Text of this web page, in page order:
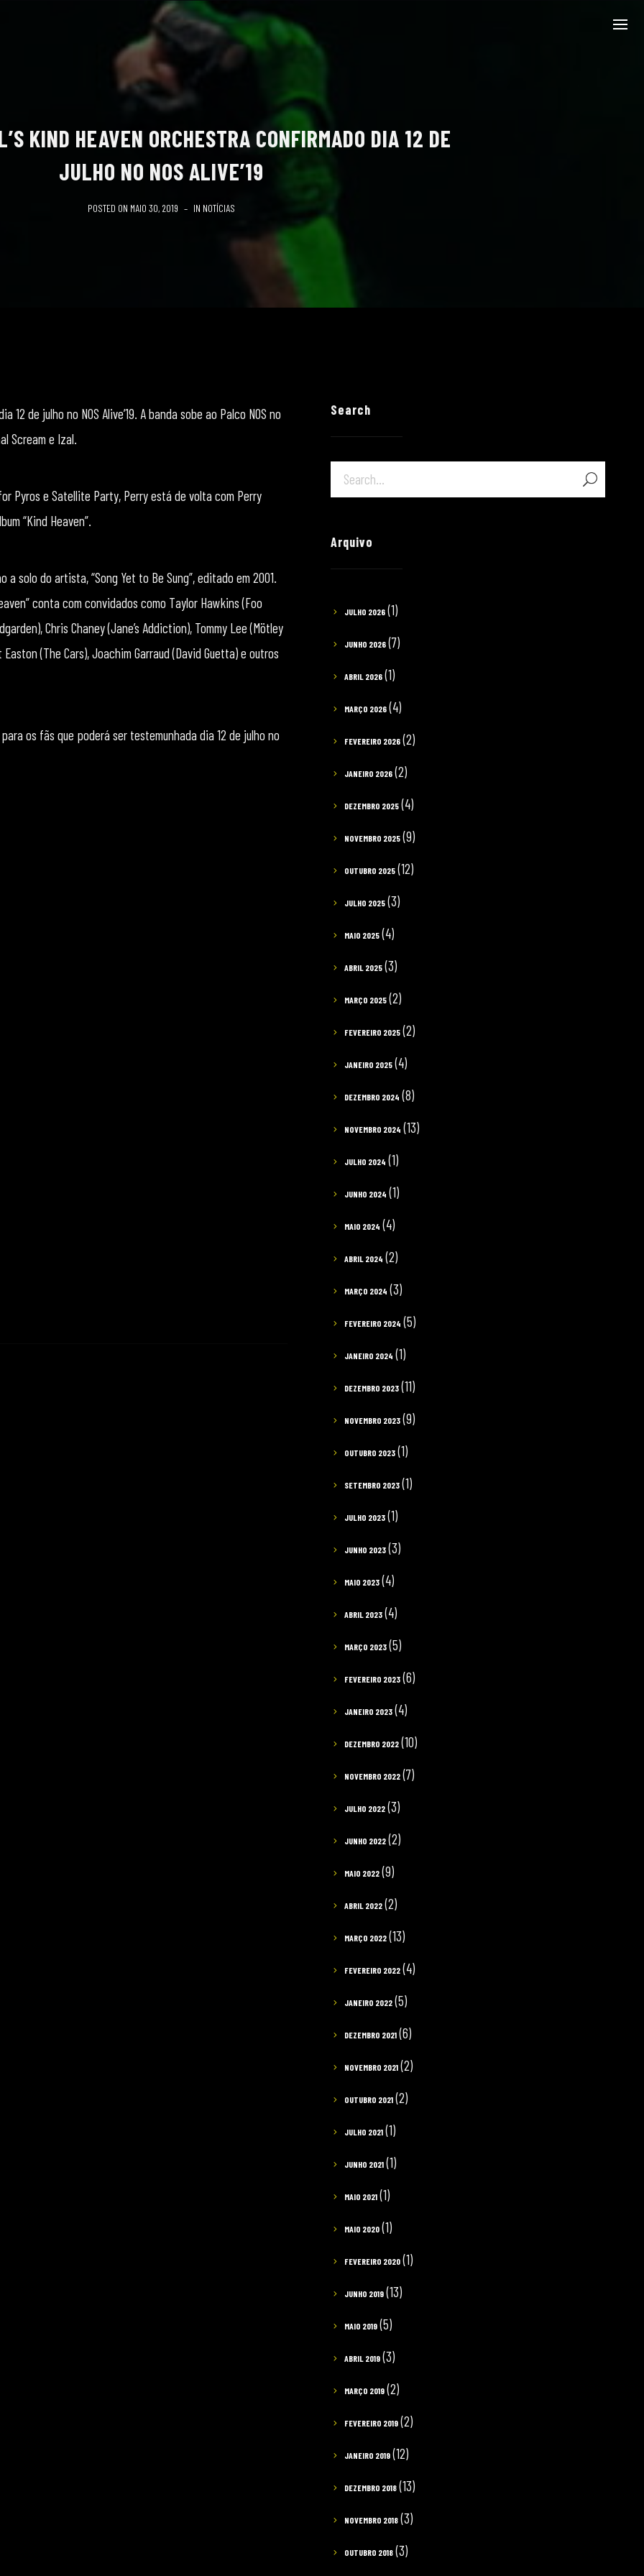
KIND HEAVEN ORCHESTRA CONFIRMADO DIA 12 DE
JULHO NO NOS ALIVE’19
POSTED ON MAIO 30, 2019 IN NOTÍCIAS
de julho no NOS Alive’19. A banda sobe ao Palco NOS no
Scream e Izal.
Pyros e Satellite Party, Perry está de volta com Perry
“Kind Heaven”.
solo do artista, “Song Yet to Be Sung”, editado em 2001.
conta com convidados como Taylor Hawkins (Foo
Chris Chaney (Jane’s Addiction), Tommy Lee (Mötley
(The Cars), Joachim Garraud (David Guetta) e outros
os fãs que poderá ser testemunhada dia 12 de julho no
Search
Arquivo
JULHO 2026 (1)
JUNHO 2026 (7)
ABRIL 2026 (1)
MARÇO 2026 (4)
FEVEREIRO 2026 (2)
JANEIRO 2026 (2)
DEZEMBRO 2025 (4)
NOVEMBRO 2025 (9)
OUTUBRO 2025 (12)
JULHO 2025 (3)
MAIO 2025 (4)
ABRIL 2025 (3)
MARÇO 2025 (2)
FEVEREIRO 2025 (2)
JANEIRO 2025 (4)
DEZEMBRO 2024 (8)
NOVEMBRO 2024 (13)
JULHO 2024 (1)
JUNHO 2024 (1)
MAIO 2024 (4)
ABRIL 2024 (2)
MARÇO 2024 (3)
FEVEREIRO 2024 (5)
JANEIRO 2024 (1)
DEZEMBRO 2023 (11)
NOVEMBRO 2023 (9)
OUTUBRO 2023 (1)
SETEMBRO 2023 (1)
JULHO 2023 (1)
JUNHO 2023 (3)
MAIO 2023 (4)
ABRIL 2023 (4)
MARÇO 2023 (5)
FEVEREIRO 2023 (6)
JANEIRO 2023 (4)
DEZEMBRO 2022 (10)
NOVEMBRO 2022 (7)
JULHO 2022 (3)
JUNHO 2022 (2)
MAIO 2022 (9)
ABRIL 2022 (2)
MARÇO 2022 (13)
FEVEREIRO 2022 (4)
JANEIRO 2022 (5)
DEZEMBRO 2021 (6)
NOVEMBRO 2021 (2)
OUTUBRO 2021 (2)
JULHO 2021 (1)
JUNHO 2021 (1)
MAIO 2021 (1)
MAIO 2020 (1)
FEVEREIRO 2020 (1)
JUNHO 2019 (13)
MAIO 2019 (5)
ABRIL 2019 (3)
MARÇO 2019 (2)
FEVEREIRO 2019 (2)
JANEIRO 2019 (12)
DEZEMBRO 2018 (13)
NOVEMBRO 2018 (3)
OUTUBRO 2018 (3)